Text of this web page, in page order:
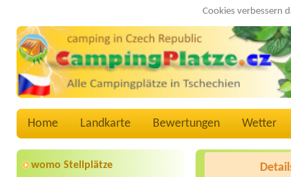
Cookies verbessern
Home Landkarte Bewertungen Wetter
womo Stellplätze